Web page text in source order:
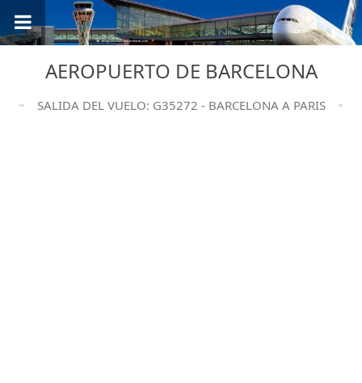
AEROPUERTO DE BARCELONA
SALIDA DEL VUELO: G35272 - BARCELONA A PARIS